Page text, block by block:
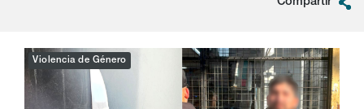
Compartir
Violencia de Género